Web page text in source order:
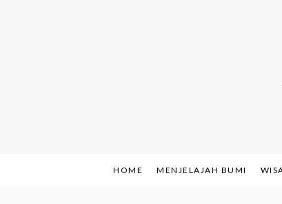
Indonesian
HOME MENJELAJAH BUMI